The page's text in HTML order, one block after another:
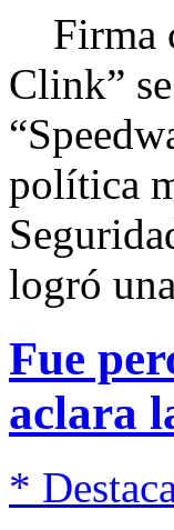
Firma
Clink”
política
logró
Fue
aclara
*